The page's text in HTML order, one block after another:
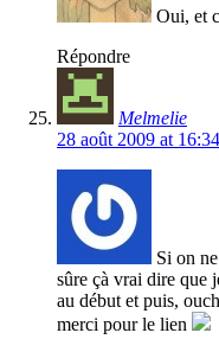
Oui, et
Répondre
Melmelie
28 août 2009 at 16:34
Si on
sûre çà vrai dire que
au début et puis,
merci pour le lien